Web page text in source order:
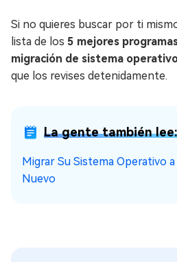
Si no quieres buscar por ti
lista de los 5 mejores
migración de sistema
que los revises detenidamente.
La gente también lee:
Migrar Su Sistema Operativo
Nuevo